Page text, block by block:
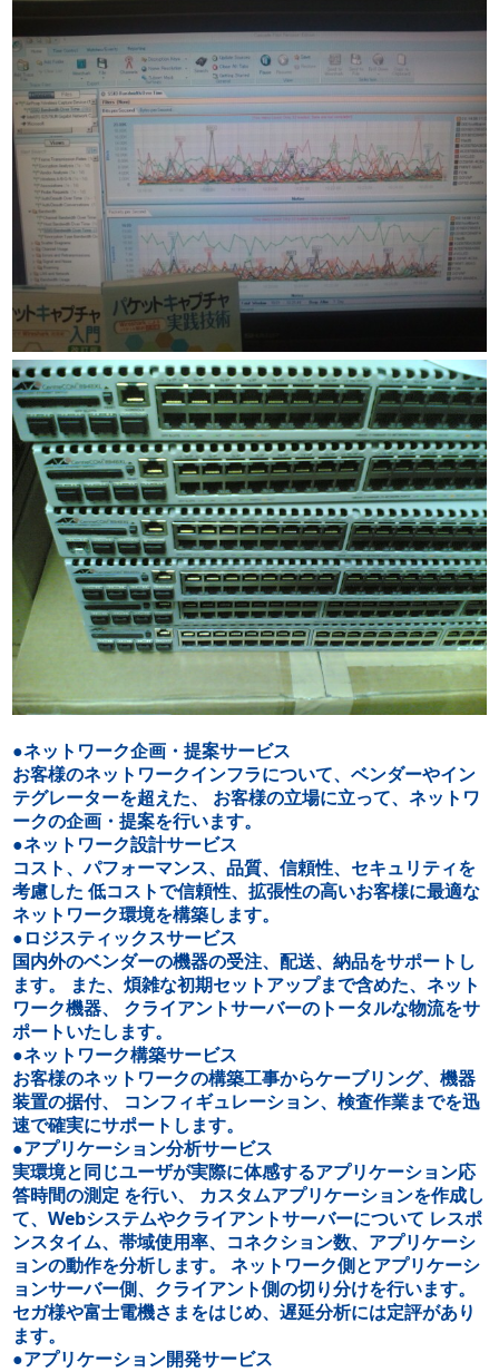
●ネットワーク企画・提案サービス
お客様のネットワークインフラについて、ベンダーやイン
テグレーターを超えた、 お客様の立場に立って、ネットワ
ークの企画・提案を行います。
●ネットワーク設計サービス
コスト、パフォーマンス、品質、信頼性、セキュリティを
考慮した 低コストで信頼性、拡張性の高いお客様に最適な
ネットワーク環境を構築します。
●ロジスティックスサービス
国内外のベンダーの機器の受注、配送、納品をサポートし
ます。 また、煩雑な初期セットアップまで含めた、ネット
ワーク機器、 クライアントサーバーのトータルな物流をサ
ポートいたします。
●ネットワーク構築サービス
お客様のネットワークの構築工事からケーブリング、機器
装置の据付、 コンフィギュレーション、検査作業までを迅
速で確実にサポートします。
●アプリケーション分析サービス
実環境と同じユーザが実際に体感するアプリケーション応
答時間の測定 を行い、 カスタムアプリケーションを作成し
て、Webシステムやクライアントサーバーについて レスポ
ンスタイム、帯域使用率、コネクション数、アプリケーシ
ョンの動作を分析します。 ネットワーク側とアプリケーシ
ョンサーバー側、クライアント側の切り分けを行います。
セガ様や富士電機さまをはじめ、遅延分析には定評があり
ます。
●アプリケーション開発サービス